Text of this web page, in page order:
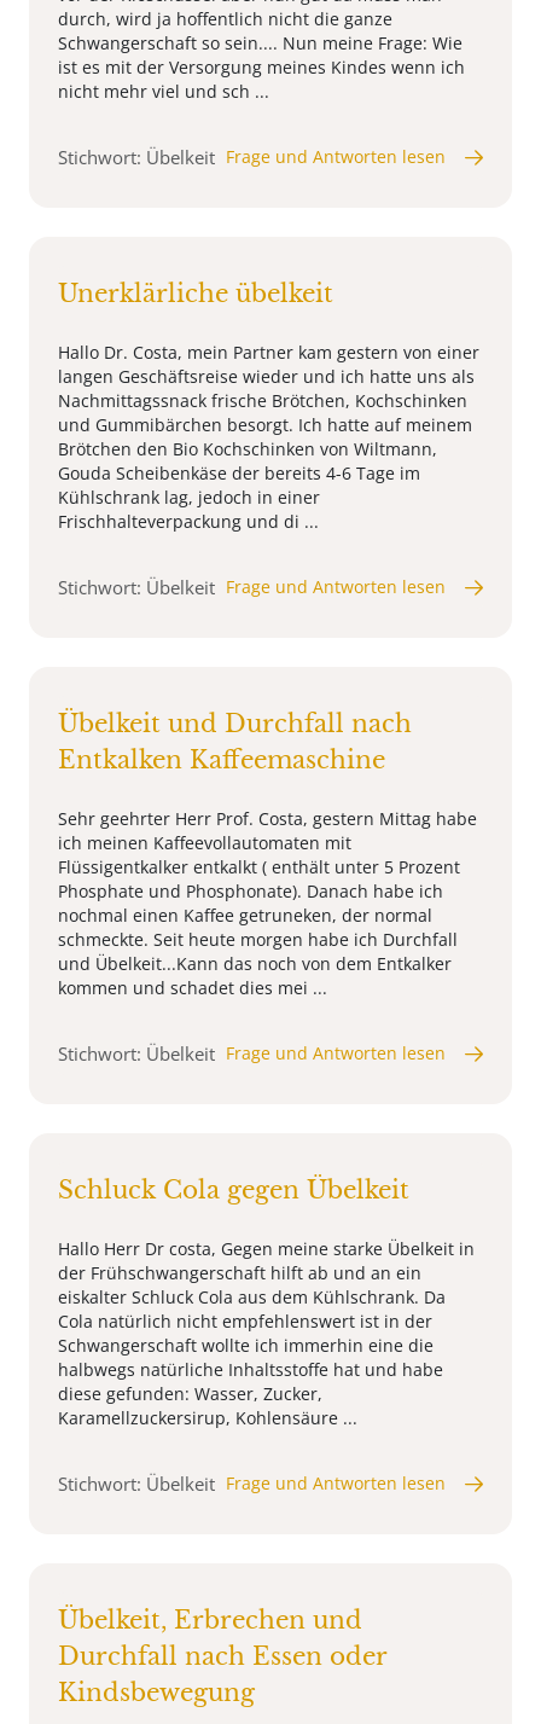
durch, wird ja hoffentlich nicht die ganze
Schwangerschaft so sein.... Nun meine Frage: Wie
ist es mit der Versorgung meines Kindes wenn ich
nicht mehr viel und sch ...
Stichwort: Übelkeit Frage und Antworten lesen
Unerklärliche übelkeit
Hallo Dr. Costa, mein Partner kam gestern von einer
langen Geschäftsreise wieder und ich hatte uns als
Nachmittagssnack frische Brötchen, Kochschinken
und Gummibärchen besorgt. Ich hatte auf meinem
Brötchen den Bio Kochschinken von Wiltmann,
Gouda Scheibenkäse der bereits 4-6 Tage im
Kühlschrank lag, jedoch in einer
Frischhalteverpackung und di ...
Stichwort: Übelkeit Frage und Antworten lesen
Übelkeit und Durchfall nach
Entkalken Kaffeemaschine
Sehr geehrter Herr Prof. Costa, gestern Mittag habe
ich meinen Kaffeevollautomaten mit
Flüssigentkalker entkalkt ( enthält unter 5 Prozent
Phosphate und Phosphonate). Danach habe ich
nochmal einen Kaffee getruneken, der normal
schmeckte. Seit heute morgen habe ich Durchfall
und Übelkeit...Kann das noch von dem Entkalker
kommen und schadet dies mei ...
Stichwort: Übelkeit Frage und Antworten lesen
Schluck Cola gegen Übelkeit
Hallo Herr Dr costa, Gegen meine starke Übelkeit in
der Frühschwangerschaft hilft ab und an ein
eiskalter Schluck Cola aus dem Kühlschrank. Da
Cola natürlich nicht empfehlenswert ist in der
Schwangerschaft wollte ich immerhin eine die
halbwegs natürliche Inhaltsstoffe hat und habe
diese gefunden: Wasser, Zucker,
Karamellzuckersirup, Kohlensäure ...
Stichwort: Übelkeit Frage und Antworten lesen
Übelkeit, Erbrechen und
Durchfall nach Essen oder
Kindsbewegung